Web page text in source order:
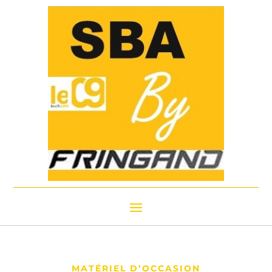
MATÉRIEL D’OCCASION